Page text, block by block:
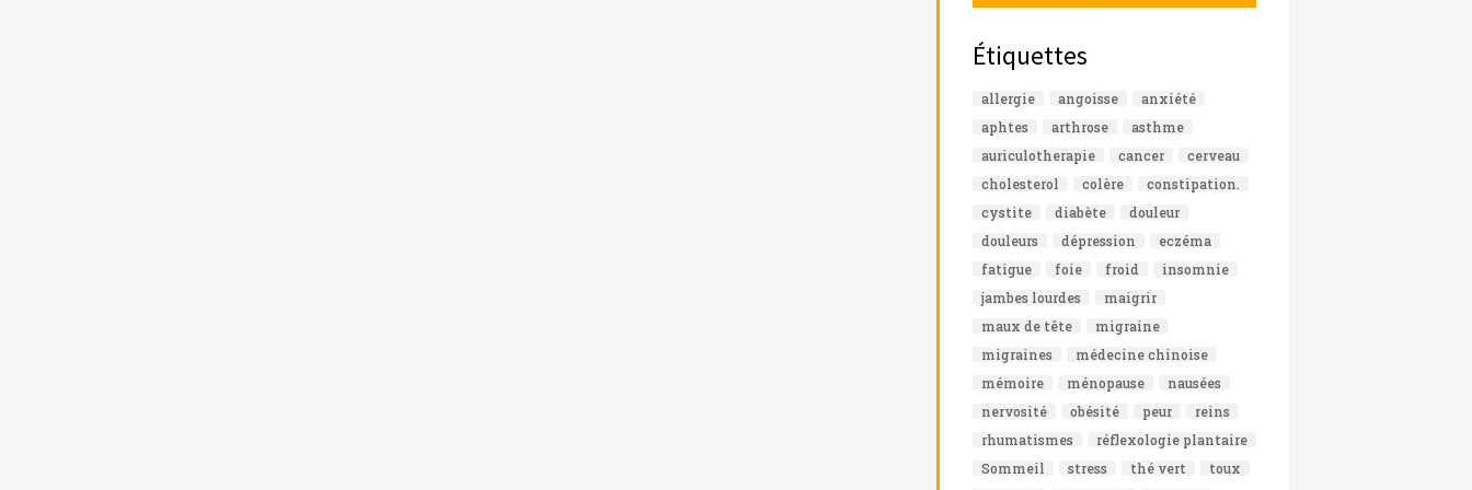
Étiquettes
allergie angoisse
anxiété
aphtes
arthrose
asthme
auriculotherapie
cancer
cerveau
cholesterol
colère
constipation.
cystite
diabète
douleur
douleurs
dépression
eczéma
fatigue
foie froid
insomnie
jambes lourdes
maigrir
maux de tête
migraine
migraines
médecine chinoise
mémoire
ménopause
nausées
nervosité
obésité peur
reins
rhumatismes
réflexologie plantaire
Sommeil
stress thé vert
toux